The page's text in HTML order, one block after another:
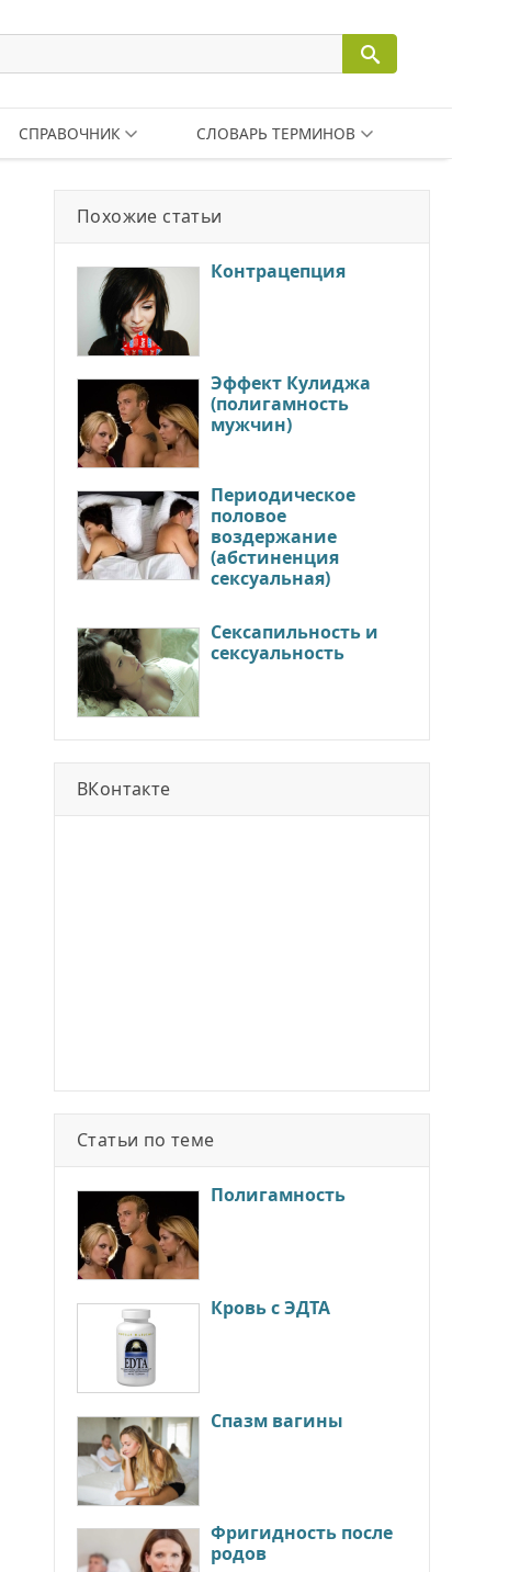
СПРАВОЧНИК СЛОВАРЬ ТЕРМИНОВ
Похожие статьи
Контрацепция
Эффект Кулиджа
(полигамность
мужчин)
Периодическое
половое
воздержание
(абстиненция
сексуальная)
Сексапильность и
сексуальность
ВКонтакте
Статьи по теме
Полигамность
Кровь с ЭДТА
Спазм вагины
Фригидность после
родов